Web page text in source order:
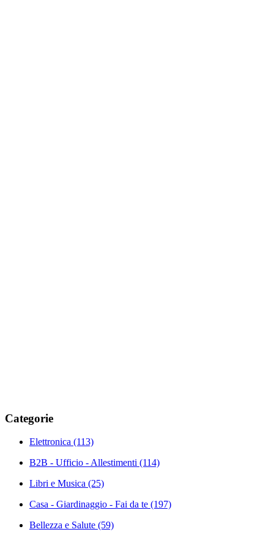
Categorie
Elettronica (113)
B2B - Ufficio - Allestimenti (114)
Libri e Musica (25)
Casa - Giardinaggio - Fai da te (197)
Bellezza e Salute (59)